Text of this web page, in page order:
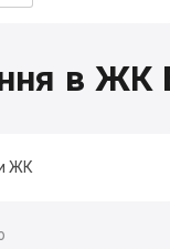
ЖК
в ЖК